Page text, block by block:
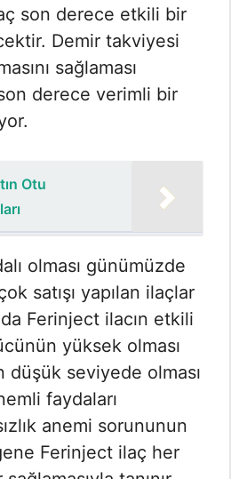
son derece etkili bir
Demir takviyesi
sağlaması
derece verimli bir
Otu
olması günümüzde
satışı yapılan ilaçlar
Ferinject ilacın etkili
yüksek olması
seviyede olması
faydaları
anemi sorununun
Ferinject ilaç her